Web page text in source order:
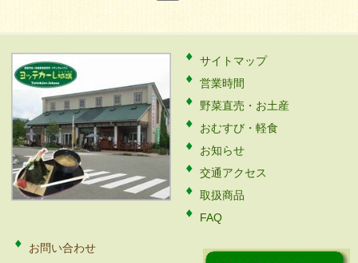
サイトマップ
営業時間
野菜直売・お土産
おむすび・軽食
お知らせ
交通アクセス
取扱商品
FAQ
お問い合わせ